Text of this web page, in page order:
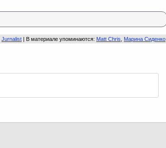
Jurnalist | В материале упоминаются: Matt Chris Марина Сиденко